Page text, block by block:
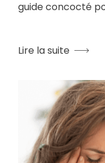
guide concocté
Lire la suite